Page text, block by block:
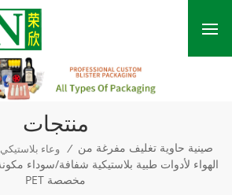
منتجات
وعاء بلاستيكي / صينية حاوية تغليف مفرغة من
PET مخصصة